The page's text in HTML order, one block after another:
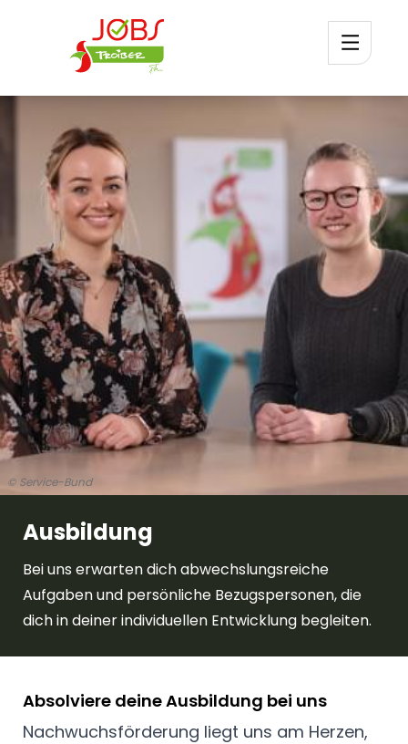
© Service-Bund
Ausbildung
Bei uns erwarten dich abwechslungsreiche
Aufgaben und persönliche Bezugspersonen, die
dich in deiner individuellen Entwicklung begleiten.
Absolviere deine Ausbildung bei uns
Nachwuchsförderung liegt uns am Herzen,